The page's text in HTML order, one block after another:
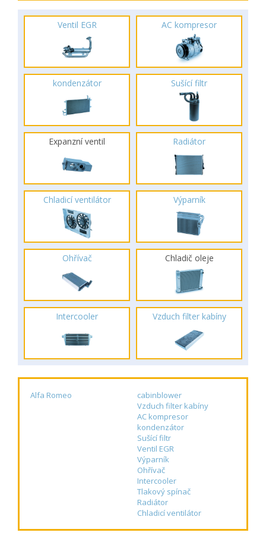
Ventil EGR AC kompresor
kondenzátor Sušící filtr
Expanzní ventil Radiátor
Chladicí ventilátor Výparník
Ohřívač Chladič oleje
Intercooler Vzduch filter kabíny
Alfa Romeo
cabinblower
Vzduch filter kabíny
AC kompresor
kondenzátor
Sušící filtr
Ventil EGR
Výparník
Ohřívač
Intercooler
Tlakový spínač
Radiátor
Chladicí ventilátor